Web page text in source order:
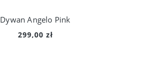
Dywan Angelo Pink
299,00 zł